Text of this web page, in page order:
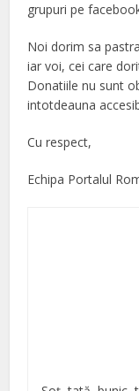
grupuri pe
Noi dorim sa
iar voi, cei care
Donatiile nu sunt
intotdeauna
Cu respect,
Echipa Portalul